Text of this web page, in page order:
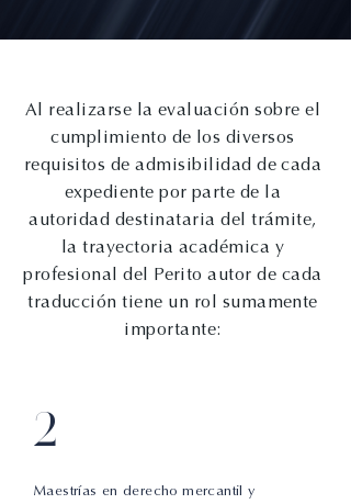
Al realizarse la evaluación sobre el
cumplimiento de los diversos
requisitos de admisibilidad de cada
expediente por parte de la
autoridad destinataria del trámite,
la trayectoria académica y
profesional del Perito autor de cada
traducción tiene un rol sumamente
importante:
2
Maestrías en derecho mercantil y